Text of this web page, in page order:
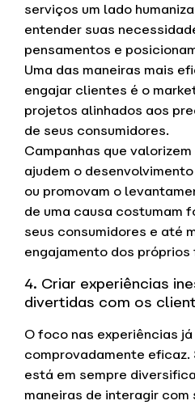
serviços um lado
entender suas
pensamentos e
Uma das maneiras mais
engajar clientes é o
projetos alinhados aos
de seus consumidores.
Campanhas que
ajudem o
ou promovam o
de uma causa costumam
seus consumidores e até
engajamento dos próprios
4. Criar experiências
divertidas com os
O foco nas experiências
comprovadamente eficaz.
está em sempre
maneiras de interagir com